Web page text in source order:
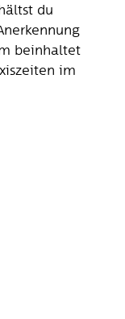
du
beinhaltet
im